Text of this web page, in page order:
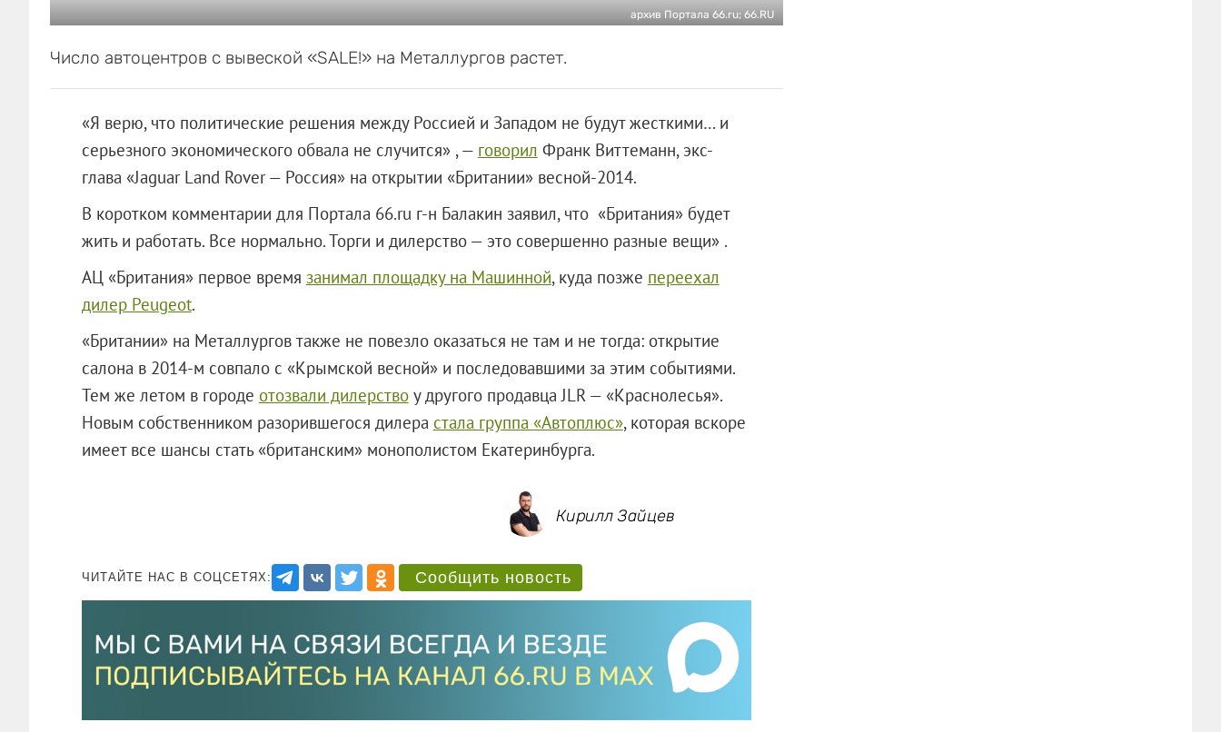
архив Портала 66.ru; 66.RU
Число автоцентров с вывеской «SALE!» на Металлургов растет.
«Я верю, что политические решения между Россией и Западом не будут жесткими… и
серьезного экономического обвала не случится» , — говорил Франк Виттеманн, экс-
глава «Jaguar Land Rover — Россия» на открытии «Британии» весной-2014.
В коротком комментарии для Портала 66.ru г-н Балакин заявил, что «Британия» будет
жить и работать. Все нормально. Торги и дилерство — это совершенно разные вещи» .
АЦ «Британия» первое время занимал площадку на Машинной, куда позже переехал
дилер Peugeot.
«Британии» на Металлургов также не повезло оказаться не там и не тогда: открытие
салона в 2014-м совпало с «Крымской весной» и последовавшими за этим событиями.
Тем же летом в городе отозвали дилерствоу другого продавца JLR — «Краснолесья».
Новым собственником разорившегося дилера стала группа «Автоплюс», которая вскоре
имеет все шансы стать «британским» монополистом Екатеринбурга.
Кирилл Зайцев
ЧИТАЙТЕ НАС В СОЦСЕТЯХ: Сообщить новость